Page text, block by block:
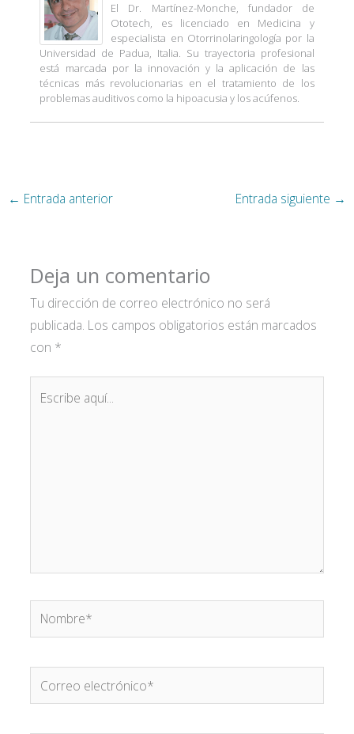
El Dr. Martínez-Monche, fundador de
Ototech, es licenciado en Medicina y
especialista en Otorrinolaringología por la
Universidad de Padua, Italia. Su trayectoria profesional
está marcada por la innovación y la aplicación de las
técnicas más revolucionarias en el tratamiento de los
problemas auditivos como la hipoacusia y los acúfenos.
← Entrada anterior Entrada siguiente →
Deja un comentario
Tu dirección de correo electrónico no será
publicada. Los campos obligatorios están marcados
con *
Nombre*
Correo
electrónico*